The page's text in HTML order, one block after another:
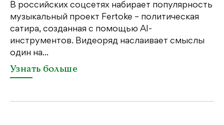
В российских соцсетях набирает популярность
музыкальный проект Fertoke – политическая
сатира, созданная с помощью AI-
инструментов. Видеоряд наслаивает смыслы
один на...
Узнать больше